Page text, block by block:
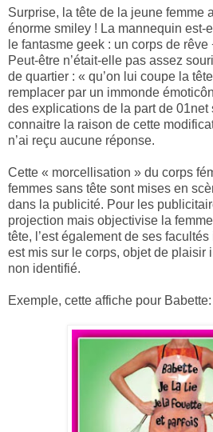
Surprise, la tête de la jeune femme
énorme smiley ! La mannequin est-
le fantasme geek : un corps de
Peut-être n’était-elle pas assez
de quartier : « qu’on lui coupe la
remplacer par un immonde
des explications de la part de 01net
connaitre la raison de cette
n’ai reçu aucune réponse.
Cette « morcellisation » du corps
femmes sans tête sont mises en
dans la publicité. Pour les
projection mais objectivise la
tête, l’est également de ses
est mis sur le corps, objet de plaisir
non identifié.
Exemple, cette affiche pour Babette: